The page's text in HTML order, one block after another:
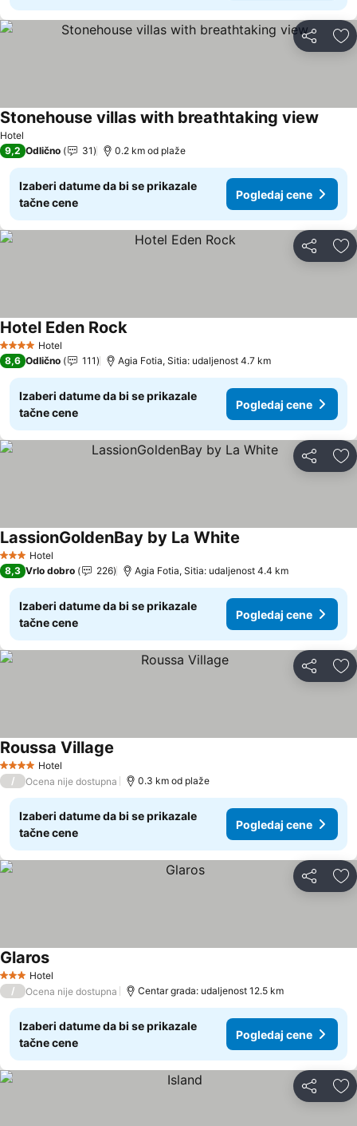
Deli
Hotel
Stonehouse villas with breathtaking view
9,2 Odlično 31 0.2 km od plaže
Izaberi datume da bi se prikazale
tačne cene
Pogledaj cene
Deli
4 ZvezdiceHotel
Hotel Eden Rock
8,6 Odlično 111 Agia Fotia, Sitia: udaljenost 4.7 km
Izaberi datume da bi se prikazale
tačne cene
Pogledaj cene
Deli
3 Zvezdice
Hotel
LassionGoldenBay by La White
8,3 Vrlo dobro 226 Agia Fotia, Sitia: udaljenost 4.4 km
Izaberi datume da bi se prikazale
tačne cene
Pogledaj cene
Deli
4 ZvezdiceHotel
Roussa Village
/ Ocena nije dostupna 0.3 km od plaže
Izaberi datume da bi se prikazale
tačne cene
Pogledaj cene
Deli
3 Zvezdice
Hotel
Glaros
/ Ocena nije dostupna Centar grada: udaljenost 12.5 km
Izaberi datume da bi se prikazale
tačne cene
Pogledaj cene
Deli